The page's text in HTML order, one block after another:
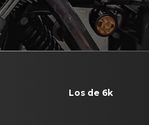
Los de 6k